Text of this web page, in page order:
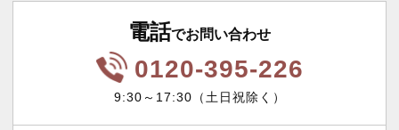
電話でお問い合わせ
0120-395-226
9:30～17:30（土日祝除く）